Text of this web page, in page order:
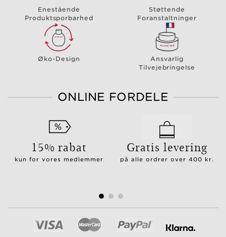
Enestående
Produktsporbarhed
Støttende
Foranstaltninger
Øko-Design
Ansvarlig
Tilvejebringelse
ONLINE FORDELE
15% rabat
kun for vores medlemmer
Gratis levering
på alle ordrer over 400 kr.